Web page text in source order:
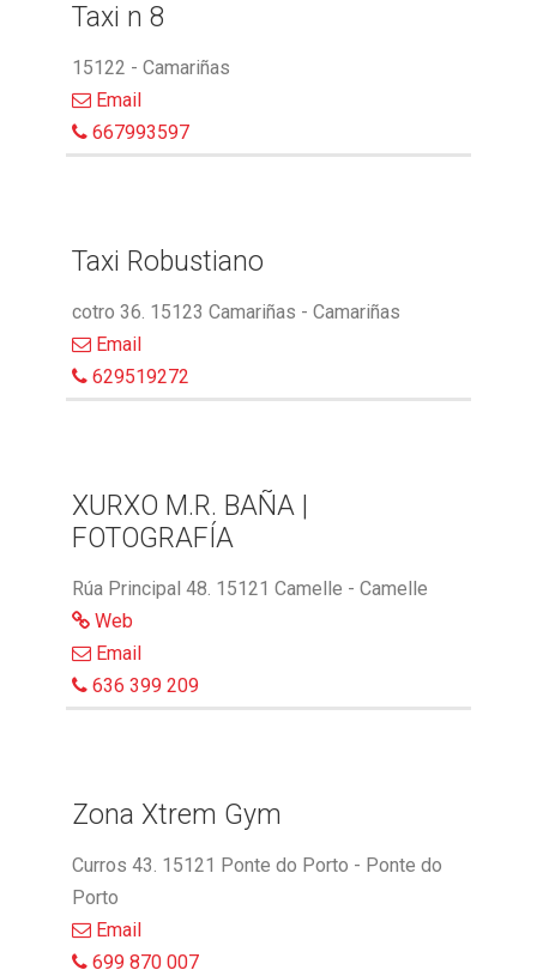
Taxi n 8
15122 - Camariñas
Email
667993597
Taxi Robustiano
cotro 36. 15123 Camariñas - Camariñas
Email
629519272
XURXO M.R. BAÑA |
FOTOGRAFÍA
Rúa Principal 48. 15121 Camelle - Camelle
Web
Email
636 399 209
Zona Xtrem Gym
Curros 43. 15121 Ponte do Porto - Ponte do
Porto
Email
699 870 007